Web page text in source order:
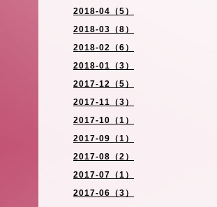
2018-04（5）
2018-03（8）
2018-02（6）
2018-01（3）
2017-12（5）
2017-11（3）
2017-10（1）
2017-09（1）
2017-08（2）
2017-07（1）
2017-06（3）